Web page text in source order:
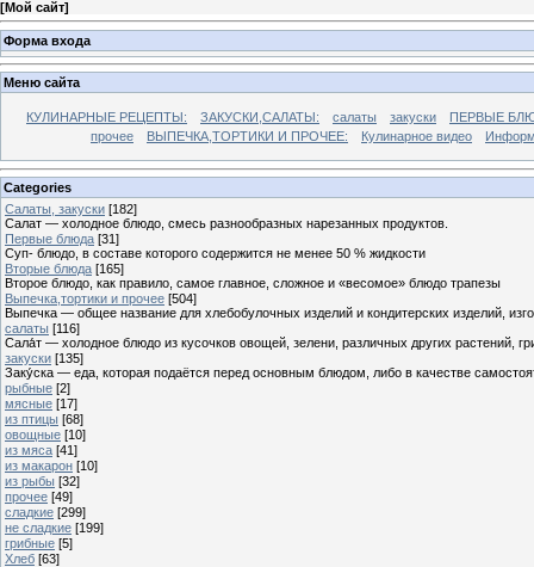
[Мой сайт]
Форма входа
Меню сайта
КУЛИНАРНЫЕ РЕЦЕПТЫ: ЗАКУСКИ,САЛАТЫ: салаты закуски
ПЕРВЫЕ
прочее
ВЫПЕЧКА,ТОРТИКИ И ПРОЧЕЕ: Кулинарное видео
Categories
Cалаты, закуски [182]
Салат — холодное блюдо, смесь разнообразных нарезанных продуктов.
Первые блюда [31]
Суп- блюдо, в составе которого содержится не менее 50 % жидкости
Вторые блюда [165]
Второе блюдо, как правило, самое главное, сложное и «весомое» блюдо трапезы
Выпечка,тортики и прочее [504]
Выпечка — общее название для хлебобулочных изделий и кондитерских изделий,
салаты [116]
Сала́т — холодное блюдо из кусочков овощей, зелени, различных других растений,
закуски [135]
Заку́ска — еда, которая подаётся перед основным блюдом, либо в качестве
рыбные [2]
мясные [17]
из птицы [68]
овощные [10]
из мяса [41]
из макарон [10]
из рыбы [32]
прочее [49]
сладкие [299]
не сладкие [199]
грибные [5]
Хлеб [63]